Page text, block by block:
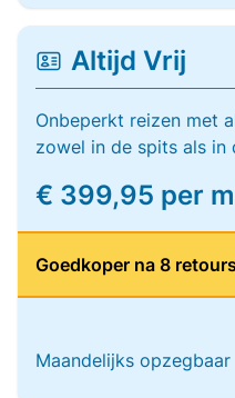
Altijd Vrij
Onbeperkt reizen met
zowel in de spits als in
€ 399,95 per
Goedkoper na 8
Maandelijks opzegbaar